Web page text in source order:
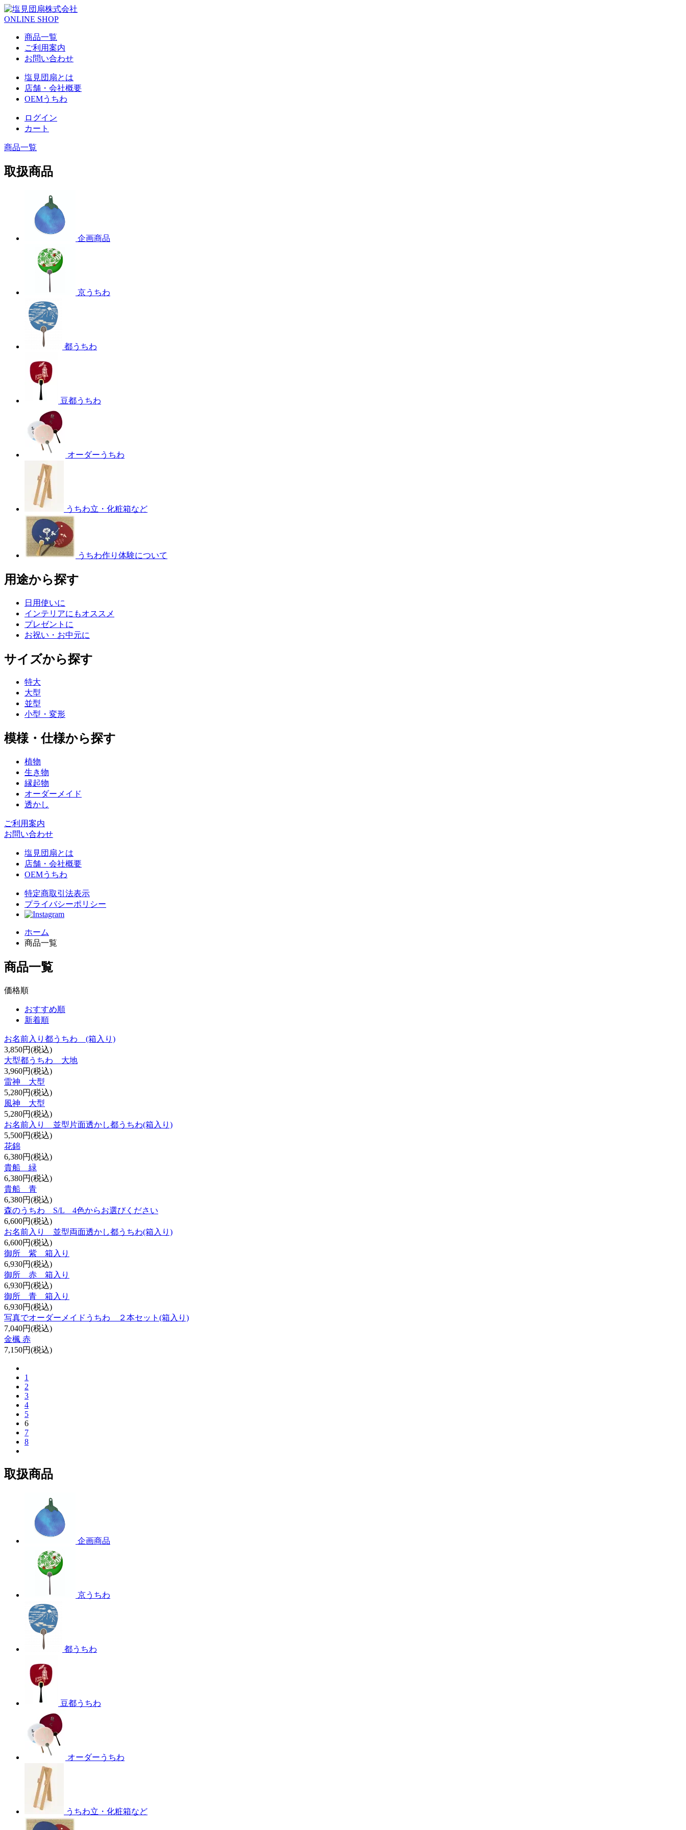
ONLINE SHOP
商品一覧
ご利用案内
お問い合わせ
塩見団扇とは
店舗・会社概要
OEMうちわ
ログイン
カート
商品一覧
取扱商品
企画商品
京うちわ
都うちわ
豆都うちわ
オーダーうちわ
うちわ立・化粧箱など
うちわ作り体験について
用途から探す
日用使いに
インテリアにもオススメ
プレゼントに
お祝い・お中元に
サイズから探す
特大
大型
並型
小型・変形
模様・仕様から探す
植物
生き物
縁起物
オーダーメイド
透かし
ご利用案内
お問い合わせ
塩見団扇とは
店舗・会社概要
OEMうちわ
特定商取引法表示
プライバシーポリシー
ホーム
商品一覧
商品一覧
価格順
おすすめ順
新着順
お名前入り都うちわ (箱入り)
3,850円(税込)
大型都うちわ 大地
3,960円(税込)
雷神 大型
5,280円(税込)
風神 大型
5,280円(税込)
お名前入り 並型片面透かし都うちわ(箱入り)
5,500円(税込)
花錦
6,380円(税込)
貴船 緑
6,380円(税込)
貴船 青
6,380円(税込)
森のうちわ S/L 4色からお選びください
6,600円(税込)
お名前入り 並型両面透かし都うちわ(箱入り)
6,600円(税込)
御所 紫 箱入り
6,930円(税込)
御所 赤 箱入り
6,930円(税込)
御所 青 箱入り
6,930円(税込)
写真でオーダーメイドうちわ ２本セット(箱入り)
7,040円(税込)
金楓 赤
7,150円(税込)
1
2
3
4
5
6
7
8
取扱商品
企画商品
京うちわ
都うちわ
豆都うちわ
オーダーうちわ
うちわ立・化粧箱など